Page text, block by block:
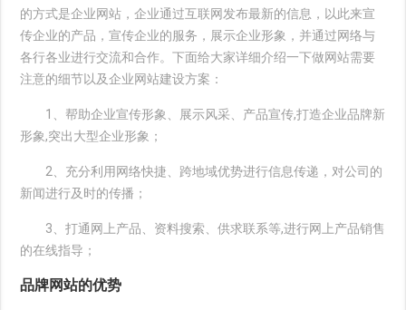
的方式是企业网站，企业通过互联网发布最新的信息，以此来宣
传企业的产品，宣传企业的服务，展示企业形象，并通过网络与
各行各业进行交流和合作。下面给大家详细介绍一下做网站需要
注意的细节以及企业网站建设方案：
1、帮助企业宣传形象、展示风采、产品宣传,打造企业品牌新
形象,突出大型企业形象；
2、充分利用网络快捷、跨地域优势进行信息传递，对公司的
新闻进行及时的传播；
3、打通网上产品、资料搜索、供求联系等,进行网上产品销售
的在线指导；
品牌网站的优势